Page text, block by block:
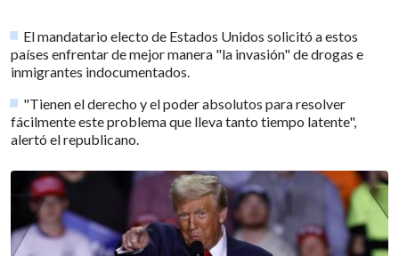
El mandatario electo de Estados Unidos solicitó a estos
países enfrentar de mejor manera "la invasión" de drogas e
inmigrantes indocumentados.
"Tienen el derecho y el poder absolutos para resolver
fácilmente este problema que lleva tanto tiempo latente",
alertó el republicano.